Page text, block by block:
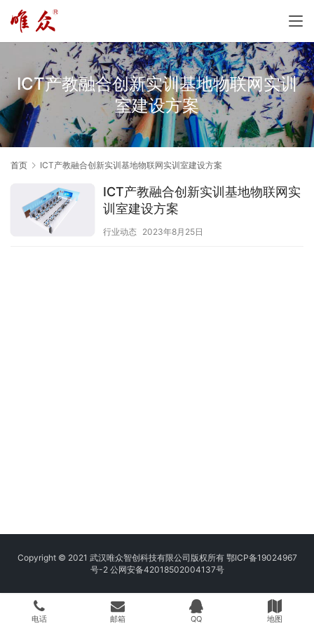
ICT产教融合创新实训基地物联网实训
室建设方案
首页 ICT产教融合创新实训基地物联网实训室建设方案
ICT产教融合创新实训基地物联网实
训室建设方案
行业动态 2023年8月25日
Copyright © 2021 武汉唯众智创科技有限公司版权所有 鄂ICP备19024967
号-2 公网安备42018502004137号
电话 邮箱 QQ 地图